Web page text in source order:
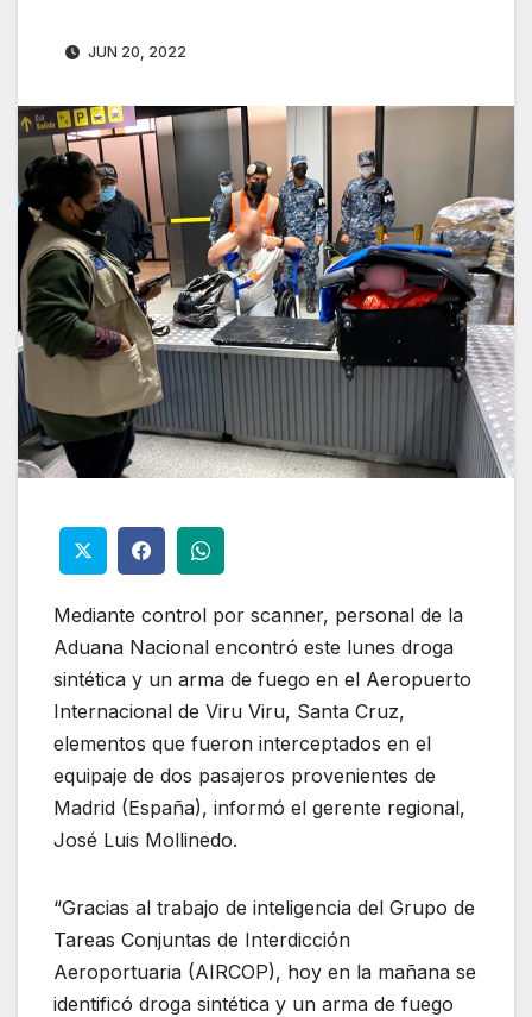
JUN 20, 2022
Mediante control por scanner, personal de la
Aduana Nacional encontró este lunes droga
sintética y un arma de fuego en el Aeropuerto
Internacional de Viru Viru, Santa Cruz,
elementos que fueron interceptados en el
equipaje de dos pasajeros provenientes de
Madrid (España), informó el gerente regional,
José Luis Mollinedo.
“Gracias al trabajo de inteligencia del Grupo de
Tareas Conjuntas de Interdicción
Aeroportuaria (AIRCOP), hoy en la mañana se
identificó droga sintética y un arma de fuego